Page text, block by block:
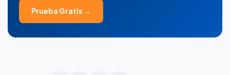
Prueba Gratis →